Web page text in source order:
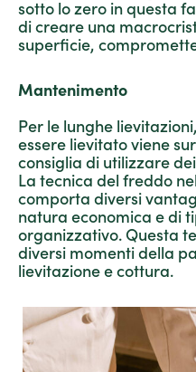
sotto lo zero in questa
di creare una
superficie,
Mantenimento
Per le lunghe
essere lievitato viene
consiglia di utilizzare
La tecnica del freddo
comporta diversi
natura economica e di
organizzativo. Questa
diversi momenti della
lievitazione e cottura.